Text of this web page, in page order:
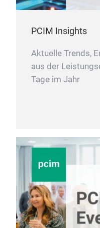
PCIM Insights
Aktuelle Trends,
aus der
Tage im Jahr